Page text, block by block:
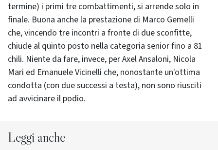
termine) i primi tre combattimenti, si arrende solo in
finale. Buona anche la prestazione di Marco Gemelli
che, vincendo tre incontri a fronte di due sconfitte,
chiude al quinto posto nella categoria senior fino a 81
chili. Niente da fare, invece, per Axel Ansaloni, Nicola
Mari ed Emanuele Vicinelli che, nonostante un'ottima
condotta (con due successi a testa), non sono riusciti
ad avvicinare il podio.
Leggi anche